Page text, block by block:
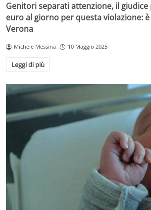
Genitori separati attenzione, il
euro al giorno per questa violazione: è
Verona
Michele Messina 10 Maggio 2025
Leggi di più